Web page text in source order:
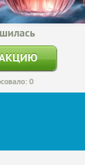
0